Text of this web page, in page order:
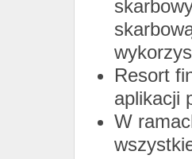
Resort
aplikacji
W